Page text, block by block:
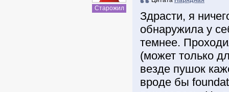
Старожил
Здрасти, я
обнаружила у
темнее.
(может только
везде пушок
вроде бы